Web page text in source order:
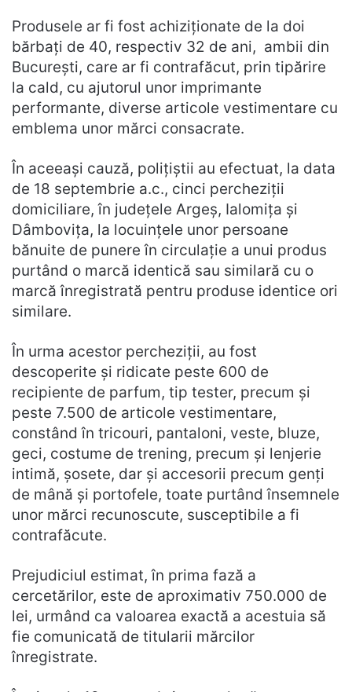
Produsele ar fi fost achiziționate de la doi
bărbați de 40, respectiv 32 de ani, ambii din
București, care ar fi contrafăcut, prin tipărire
la cald, cu ajutorul unor imprimante
performante, diverse articole vestimentare cu
emblema unor mărci consacrate.
În aceeași cauză, polițiștii au efectuat, la data
de 18 septembrie a.c., cinci percheziții
domiciliare, în județele Argeș, Ialomița și
Dâmbovița, la locuințele unor persoane
bănuite de punere în circulație a unui produs
purtând o marcă identică sau similară cu o
marcă înregistrată pentru produse identice ori
similare.
În urma acestor percheziții, au fost
descoperite și ridicate peste 600 de
recipiente de parfum, tip tester, precum și
peste 7.500 de articole vestimentare,
constând în tricouri, pantaloni, veste, bluze,
geci, costume de trening, precum și lenjerie
intimă, șosete, dar și accesorii precum genți
de mână și portofele, toate purtând însemnele
unor mărci recunoscute, susceptibile a fi
contrafăcute.
Prejudiciul estimat, în prima fază a
cercetărilor, este de aproximativ 750.000 de
lei, urmând ca valoarea exactă a acestuia să
fie comunicată de titularii mărcilor
înregistrate.